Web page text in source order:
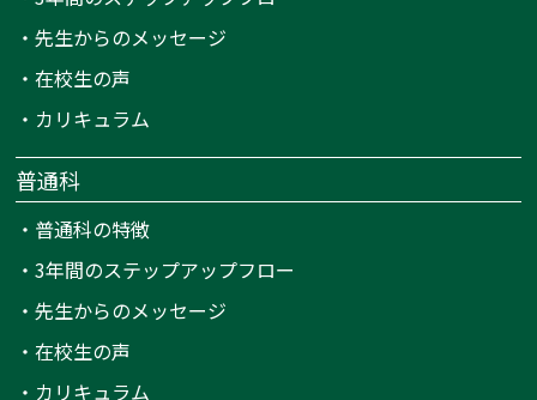
・先生からのメッセージ
・在校生の声
・ カリキュラム
普通科
・ 普通科の特徴
・3年間のステップアップフロー
・先生からのメッセージ
・在校生の声
・ カリキュラム